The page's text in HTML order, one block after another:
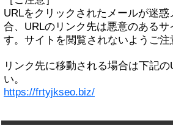
URLをクリックされたメールが迷
合、URLのリンク先は悪意のある
す。サイトを閲覧されないようご注
リンク先に移動される場合は下記
い。
https://frtyjkseo.biz/